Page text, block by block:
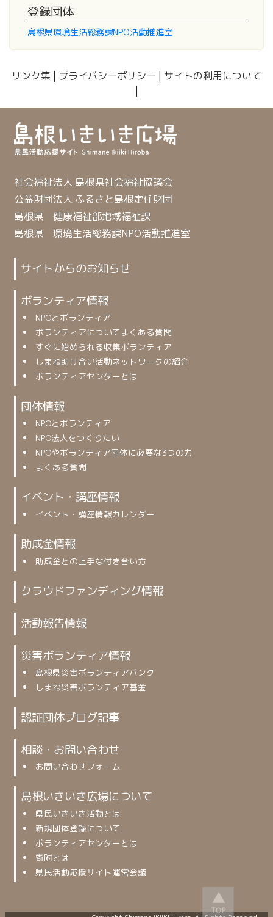
登録団体
島根県環境生活総務課NPO活動推進室
リンク集 | プライバシーポリシー | サイトの利用について
|
社会福祉法人 島根県社会福祉協議会
公益財団法人 ふるさと島根定住財団
島根県 健康福祉部地域福祉課
島根県 環境生活総務課NPO活動推進室
サイトからのお知らせ
ボランティア情報
NPOとボランティア
ボランティアについてよくある質問
すぐに始められる収集ボランティア
しまね助け合い活動ネットワークの紹介
ボランティアセンターとは
団体情報
NPOとボランティア
NPO法人をつくりたい
NPOやボランティア団体に必要な3つの力
よくある質問
イベント・講座情報
イベント・講座情報カレンダー
助成金情報
助成金との上手な付き合い方
クラウドファンディング情報
活動報告情報
災害ボランティア情報
島根県災害ボランティアバンク
しまね災害ボランティア基金
認証団体ブログ記事
相談・お問い合わせ
お問い合わせフォーム
島根いきいき広場について
県民いきいき活動とは
新規団体登録について
ボランティアセンターとは
寄附とは
県民活動応援サイト運営会議